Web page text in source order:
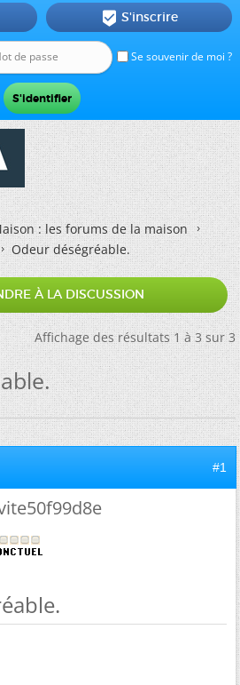
Se souvenir de moi ?
 S'inscrire
: les forums de la maison
Odeur déségréable.
À LA DISCUSSION
Affichage des résultats 1 à 3 sur 3
#1